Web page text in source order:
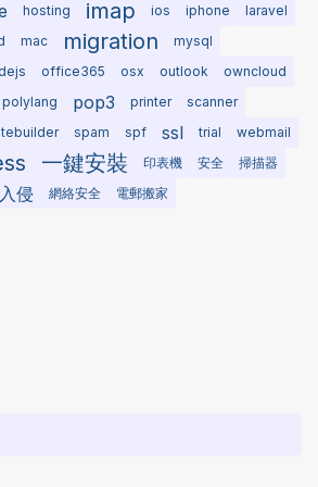
hosting imap ios iphone
laravel
mac migration
mysql
office365 osx outlook owncloud
polylang pop3 printer
scanner
spam spf ssl trial
webmail
一鍵安裝 印表機 安全
掃描器
侵 網絡安全 電郵搬家